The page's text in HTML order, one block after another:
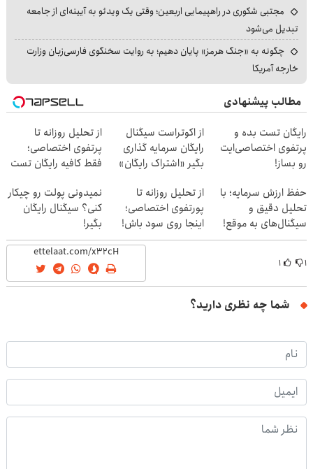
مجتبی شکوری در راهپیمایی اربعین؛ وقتی یک ویدئو به آیینه‌ای از جامعه
تبدیل می‌شود
چگونه به «جنگ هرمز» پایان دهیم؛ به روایت سخنگوی فارسی‌زبان وزارت
خارجه آمریکا
مطالب پیشنهادی
رایگان تست بده و
پرتفوی اختصاصی‌ایت
رو بساز!
از اکوتراست سیگنال
رایگان سرمایه گذاری
بگیر «اشتراک رایگان»
از تحلیل روزانه تا
پرتفوی اختصاصی؛
فقط کافیه رایگان تست
حفظ ارزش سرمایه؛ با
تحلیل دقیق و
سیگنال‌های به موقع!
از تحلیل روزانه تا
پورتفوی اختصاصی؛
اینجا روی سود باش!
نمیدونی پولت رو چیکار
کنی؟ سیگنال رایگان
بگیر!
۱ ۱
شما چه نظری دارید؟